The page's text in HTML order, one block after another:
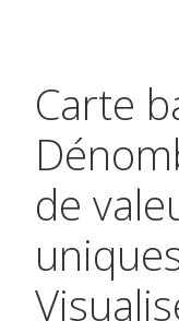
Carte
de